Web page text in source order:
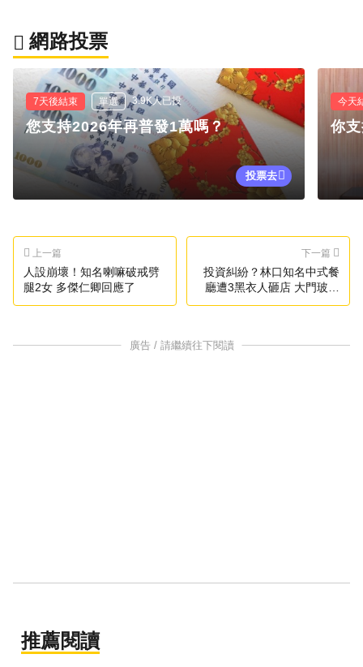
網路投票
7天後結束 單選 3.9K人已投
您支持2026年再普發1萬嗎？
投票去
今天
你
上一篇
人設崩壞！知名喇嘛破戒劈
腿2女 多傑仁卿回應了
下一篇
投資糾紛？林口知名中式餐
廳遭3黑衣人砸店 大門玻璃
全碎
廣告 / 請繼續往下閱讀
推薦閱讀